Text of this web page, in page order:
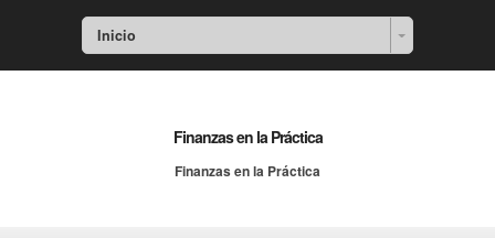
Inicio
Finanzas en la Práctica
Finanzas en la Práctica